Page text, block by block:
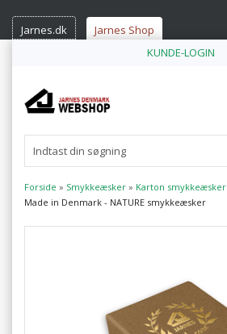
Jarnes.dk
Jarnes Shop
KUNDE-LOGIN
Forside » Smykkeæsker » Karton smykkeæsker
Made in Denmark - NATURE smykkeæsker